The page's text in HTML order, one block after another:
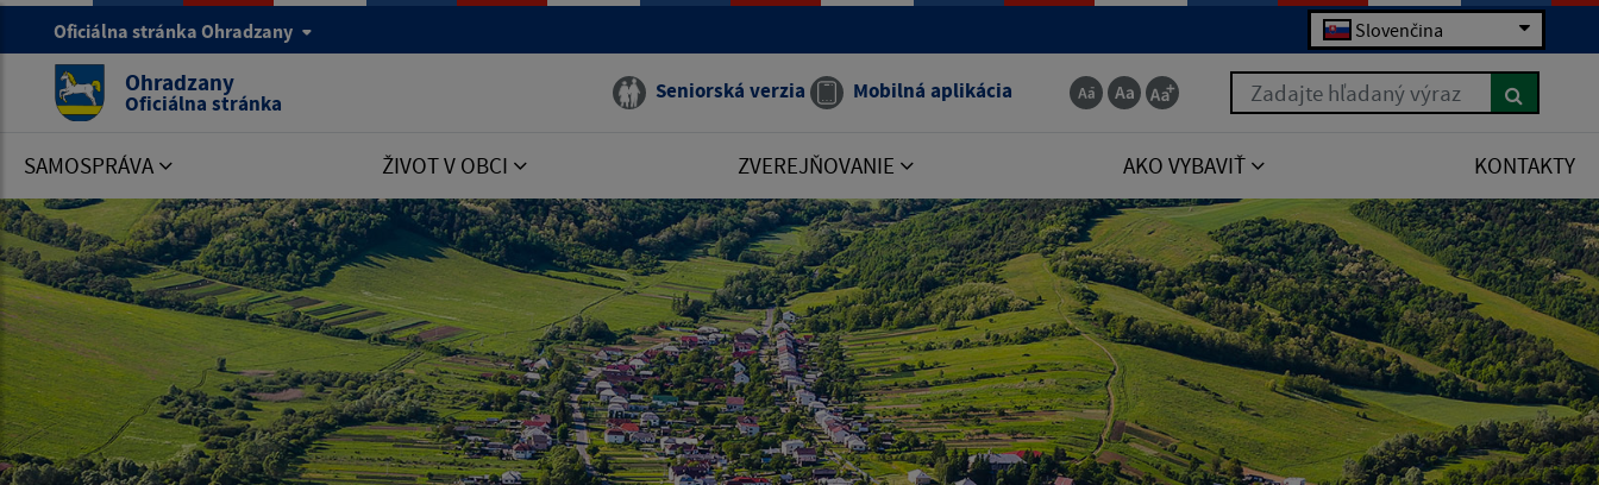
Oficiálna stránka Ohradzany Slovenčina
Ohradzany
Oficiálna stránka Seniorská verzia Mobilná aplikácia Zadajte hľadaný výraz
SAMOSPRÁVA ŽIVOT V OBCI ZVEREJŇOVANIE AKO VYBAVIŤ KONTAKTY